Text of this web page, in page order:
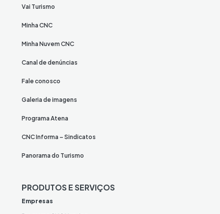
Vai Turismo
Minha CNC
Minha Nuvem CNC
Canal de denúncias
Fale conosco
Galeria de imagens
Programa Atena
CNC Informa – Sindicatos
Panorama do Turismo
PRODUTOS E SERVIÇOS
Empresas